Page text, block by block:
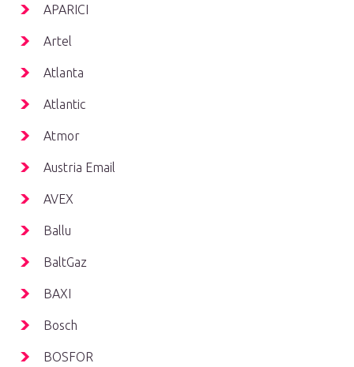
APARICI
Artel
Atlanta
Atlantic
Atmor
Austria Email
AVEX
Ballu
BaltGaz
BAXI
Bosch
BOSFOR